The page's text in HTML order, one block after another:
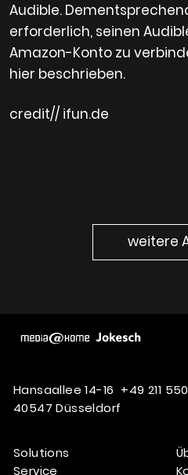
Audible.
erforderlich, seinen
Amazon-Konto zu
hier beschrieben.
credit// ifun.de
weitere
Hansaallee 14-16
40547 Düsseldorf
+49 211
Solutions
Service